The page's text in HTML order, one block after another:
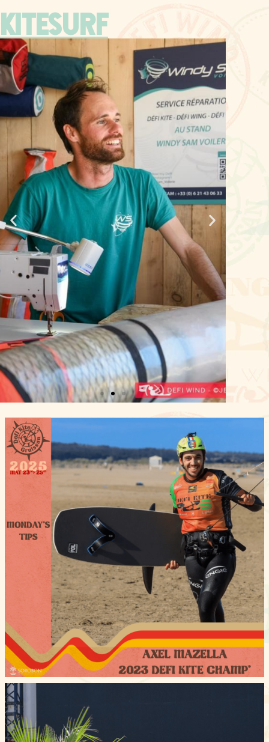
Bastien Escofet
"A mon avis, pour le Défi, il ne faut
pas se surestimer, surtout en ce qui
concerne la taille du foil et de l'aile.
Les manches sont longues, il faut
donc privilégier le confort : une
bonne vitesse moyenne sera plus
efficace qu'une pointe de vitesse !
Kitesurf